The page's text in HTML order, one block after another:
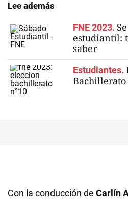
Lee además
FNE 2023.
estudiantil:
saber
Estudiantes.
Bachillerato
Con la conducción de Carlín